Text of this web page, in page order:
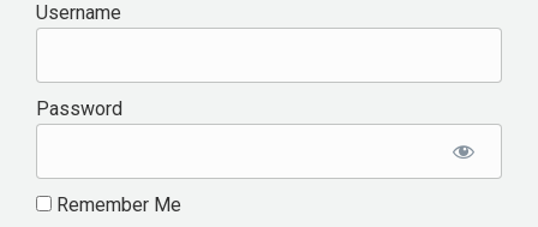
Username
Password
Remember Me